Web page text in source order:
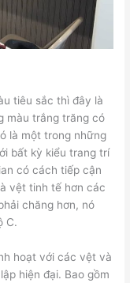
tiêu sắc thì đây là
màu trắng trăng có
là một trong những
bất kỳ kiểu trang trí
có cách tiếp cận
vệt tinh tế hơn các
chăng hơn, nó
C.
hoạt với các vệt và
hiện đại. Bao gồm